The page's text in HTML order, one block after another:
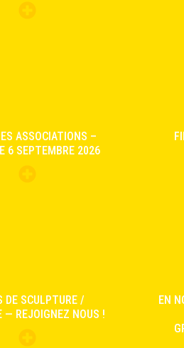
ASSOCIATIONS –
6 SEPTEMBRE 2026
DE SCULPTURE /
— REJOIGNEZ NOUS !
EN